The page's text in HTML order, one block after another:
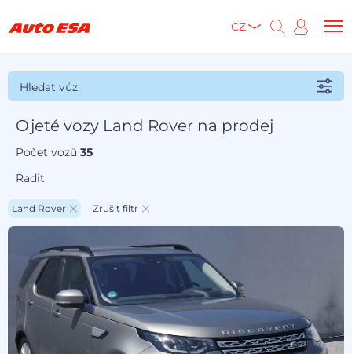
CZ
Hledat vůz
Ojeté vozy Land Rover na prodej
Počet vozů35
Řadit
Land Rover Zrušit filtr